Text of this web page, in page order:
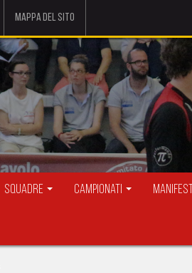
Mappa del sito
Squadre Campionati